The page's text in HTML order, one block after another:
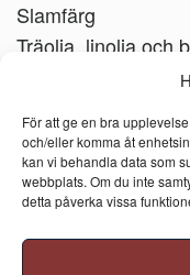
För att ge en bra
och/eller komma åt
kan vi behandla data som
webbplats. Om du inte
detta påverka vissa
Slamfärg
Träolja, linolja och